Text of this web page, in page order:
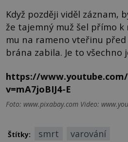
Když později viděl záznam,
že tajemný muž šel přímo k
mu na rameno vteřinu
brána zabila. Je to všechno
https://
v=mA7joBIJ4-E
Foto: www.pixabay.com Video:
Štítky: smrt varování